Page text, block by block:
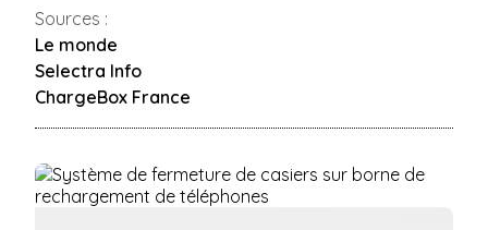
Sources :
Le monde
Selectra Info
ChargeBox France